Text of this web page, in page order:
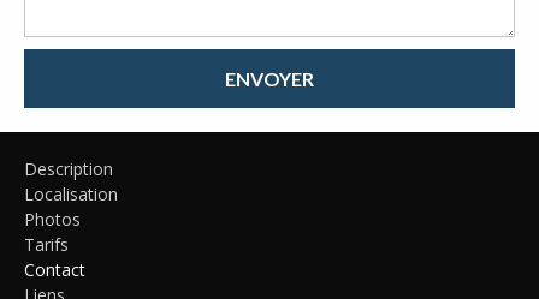
ENVOYER
Description
Localisation
Photos
Tarifs
Contact